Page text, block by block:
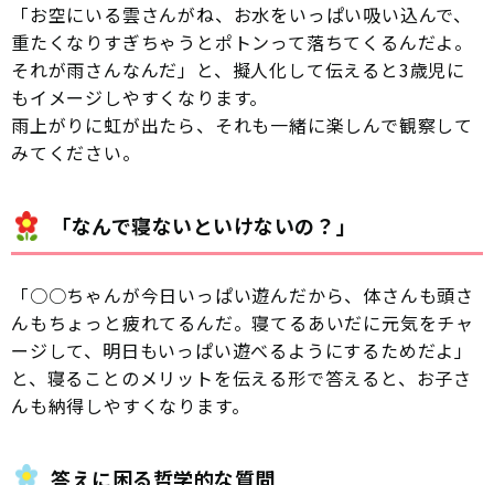
「お空にいる雲さんがね、お水をいっぱい吸い込んで、
重たくなりすぎちゃうとポトンって落ちてくるんだよ。
それが雨さんなんだ」と、擬人化して伝えると3歳児に
もイメージしやすくなります。
雨上がりに虹が出たら、それも一緒に楽しんで観察して
みてください。
「なんで寝ないといけないの？」
「○○ちゃんが今日いっぱい遊んだから、体さんも頭さ
んもちょっと疲れてるんだ。寝てるあいだに元気をチャ
ージして、明日もいっぱい遊べるようにするためだよ」
と、寝ることのメリットを伝える形で答えると、お子さ
んも納得しやすくなります。
答えに困る哲学的な質問